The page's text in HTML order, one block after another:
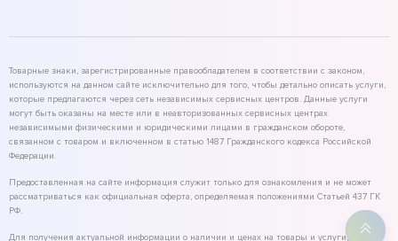
Товарные знаки, зарегистрированные правообладателем в соответствии с законом,
используются на данном сайте исключительно для того, чтобы детально описать услуги,
которые предлагаются через сеть независимых сервисных центров. Данные услуги
могут быть оказаны на месте или в неавторизованных сервисных центрах
независимыми физическими и юридическими лицами в гражданском обороте,
связанном с товаром и включенном в статью 1487 Гражданского кодекса Российской
Федерации.
Предоставленная на сайте информация служит только для ознакомления и не может
рассматриваться как официальная оферта, определяемая положениями Статьей 437 ГК
РФ.
Для получения актуальной информации о наличии и ценах на товары и услуги,